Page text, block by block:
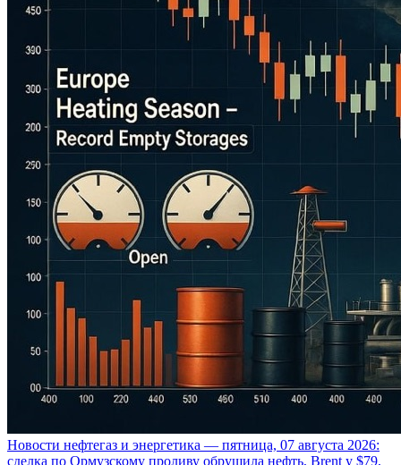
Новости нефтегаз и энергетика — пятница, 07 августа 2026:
сделка по Ормузскому проливу обрушила нефть, Brent у $79,